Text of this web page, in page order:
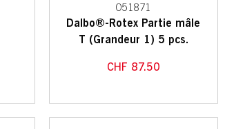
051871
Dalbo®-Rotex Partie mâle
T (Grandeur 1) 5 pcs.
CHF 87.50